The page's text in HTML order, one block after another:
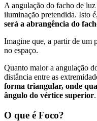
A angulação do facho de
iluminação pretendida. Isto é,
será a abrangência do
Imagine que, a partir de um
no espaço.
Quanto maior a angulação
distância entre as
forma triangular, onde
ângulo do vértice superior.
O que é Foco?